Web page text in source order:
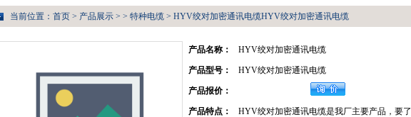
当前位置： 首页 > 产品展示 > > 特种电缆 > HYV绞对加密通讯电缆HYV绞对加密通讯电缆
产品名称： HYV绞对加密通讯电缆
产品型号： HYV绞对加密通讯电缆
产品报价：
产品特点：
HYV绞对加密通讯电缆是我厂主要产品，要了